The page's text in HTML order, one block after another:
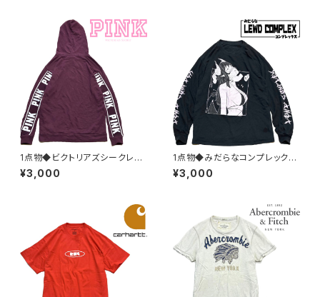
1点物◆ビクトリアズシークレッ
トPINKスウェットパーカー古着
メンズレディースOKアメカジ90
¥3,000
1点物◆みだらなコンプレックス
長袖ロンT黒プリントTシャツ古
着メンズLレディースOKアメカ
¥3,000